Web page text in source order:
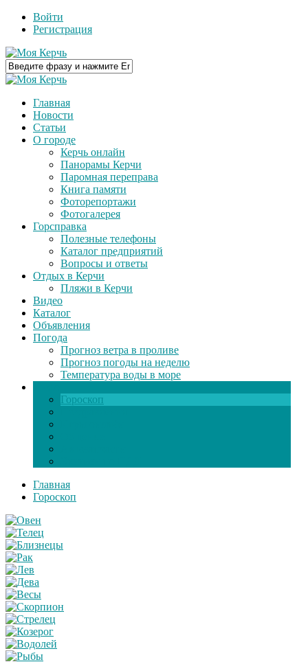
Войти
Регистрация
Главная
Новости
Статьи
О городе
Керчь онлайн
Панорамы Керчи
Паромная переправа
Книга памяти
Фоторепортажи
Фотогалерея
Горсправка
Полезные телефоны
Каталог предприятий
Вопросы и ответы
Отдых в Керчи
Пляжи в Керчи
Видео
Каталог
Объявления
Погода
Прогноз ветра в проливе
Прогноз погоды на неделю
Температура воды в море
Гороскоп
Главная
Гороскоп